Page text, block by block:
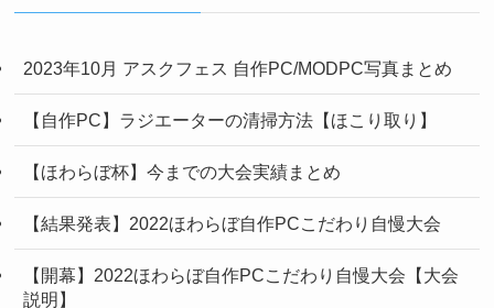
ー
2023年10月 アスクフェス 自作PC/MODPC写真まとめ
【自作PC】ラジエーターの清掃方法【ほこり取り】
【ほわらぼ杯】今までの大会実績まとめ
【結果発表】2022ほわらぼ自作PCこだわり自慢大会
【開幕】2022ほわらぼ自作PCこだわり自慢大会【大会
説明】